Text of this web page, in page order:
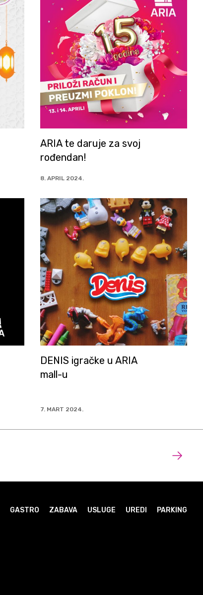
ARIA te daruje za svoj
rođendan!
8. APRIL 2024.
DENIS igračke u ARIA
mall-u
7. MART 2024.
GASTRO ZABAVA USLUGE UREDI PARKING